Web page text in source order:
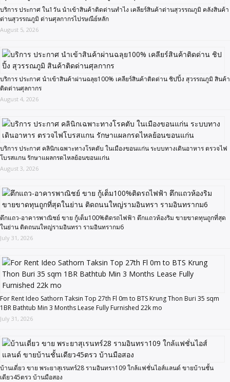
บริการ ประกาศ ใน1วัน นำเข้าสินค้าติดด่านทำไง เคลียร์สินค้าด่านสุวรรณภูมิ คลังสินค้า
ด่านสุวรรณภูมิ ด่านศุลกากรไปรษณีย์หลัก
August 5, 2026
บริการ ประกาศ นำเข้าสินค้าผ่านฉลุย100% เคลียร์สินค้าติดด่าน ชิปปิ้ง สุวรรณภูมิ สินค้า
ติดด่านศุลกากร
August 4, 2026
บริการ ประกาศ คลินิกเฉพาะทางโรคตับ ในเมืองขอนแก่น ระบบทางเดินอาหาร ตรวจไฟ
โบรสแกน รักษาแผลกรดไหลย้อนขอนแก่น
August 3, 2026
ตึกแถว-อาคารพาณิชย์ ขาย กู้เต็ม100%ติดรถไฟฟ้า ตึกแถวห้องริม ขายขาดทุนถูกที่สุด
ในย่าน ติดถนนใหญ่รามอินทรา รามอินทรากม6
July 31, 2026
For Rent Ideo Sathorn Taksin Top 27th Fl 0m to BTS Krung Thon Buri 35 sqm
1BR Bathtub Min 3 Months Lease Fully Furnished 22k mo
July 31, 2026
บ้านเดี่ยว ขาย พระยาสุเรนทร์28 รามอินทรา109 ใกล้แฟชั่นไอส์แลนด์ ขายบ้านชั้น
เดียว45ตรว บ้านมือสอง